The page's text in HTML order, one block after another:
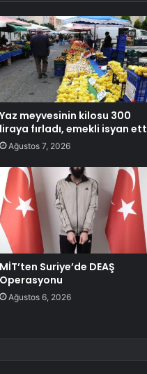
Yaz meyvesinin kilosu 300
liraya fırladı, emekli isyan
Ağustos 7, 2026
MİT’ten Suriye’de DEAŞ
Operasyonu
Ağustos 6, 2026